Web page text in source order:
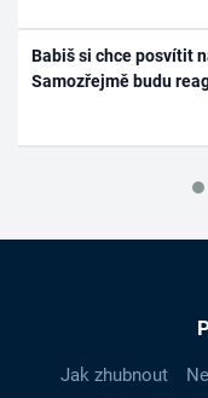
Babiš si chce posvítit
Samozřejmě budu
Jak zhubnout